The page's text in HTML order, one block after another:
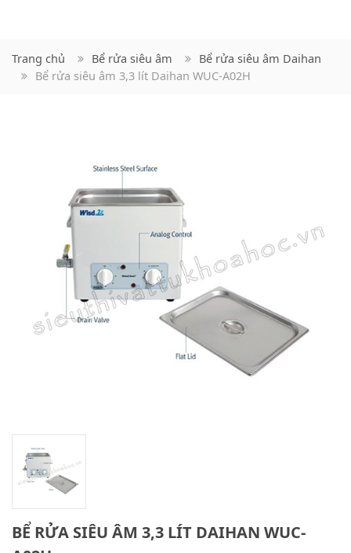
Trang chủ Bể rửa siêu âm
Bể rửa siêu âm Daihan
Bể rửa siêu âm 3,3 lít Daihan WUC-A02H
BỂ RỬA SIÊU ÂM 3,3 LÍT DAIHAN WUC-